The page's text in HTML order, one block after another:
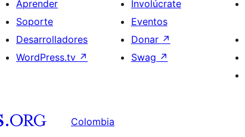
Aprender
Soporte
Desarrolladores
WordPress.tv ↗
Involúcrate
Eventos
Donar ↗
Swag ↗
Colombia